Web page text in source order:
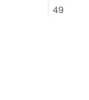
49